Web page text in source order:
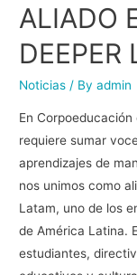
ALIADO
DEEPER
Noticias / Byadmin
En
requiere sumar
aprendizajes de
nos unimos como
Latam, uno de los
de América Latina.
estudiantes,